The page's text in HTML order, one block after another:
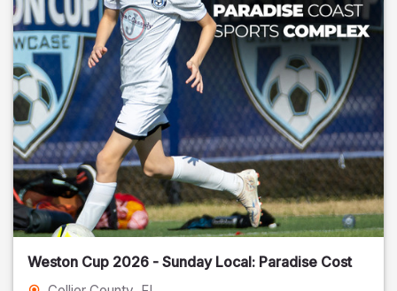
Weston Cup 2026 - Sunday Local: Paradise Cost